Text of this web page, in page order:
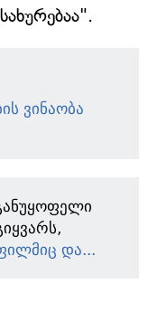
ვინაობა
და...